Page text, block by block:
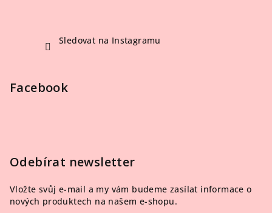
Sledovat na Instagramu
Facebook
Odebírat newsletter
Vložte svůj e-mail a my vám budeme zasílat informace o
nových produktech na našem e-shopu.